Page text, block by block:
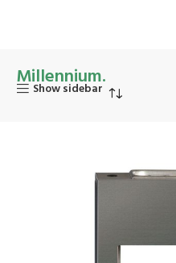
Millennium.
Show sidebar